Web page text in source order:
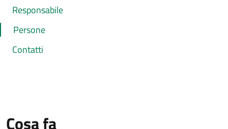
Responsabile
Persone
Contatti
Cosa fa